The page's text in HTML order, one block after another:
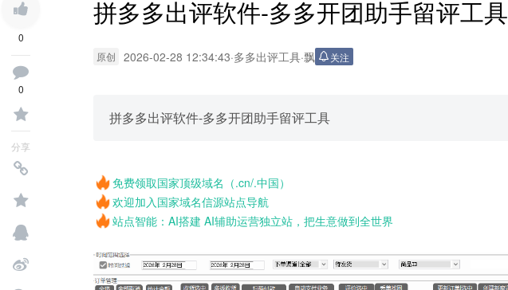
0
0
分享
拼多多出评软件-多多开团助手留评工具
原创 2026-02-28 12:34:43·多多出评工具·飘 关注
拼多多出评软件-多多开团助手留评工具
免费领取国家顶级域名（.cn/.中国）
欢迎加入国家域名信源站点导航
站点智能：AI搭建 AI辅助运营独立站，把生意做到全世界